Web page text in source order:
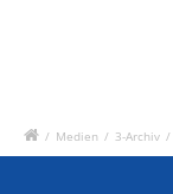
/ Medien / 3-Archiv /